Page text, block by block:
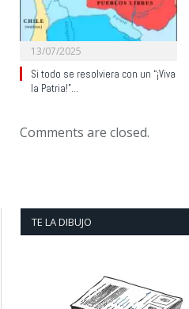
13/07/2025
Si todo se resolviera con un “¡Viva
la Patria!”…
Comments are closed.
TE LA DIBUJO